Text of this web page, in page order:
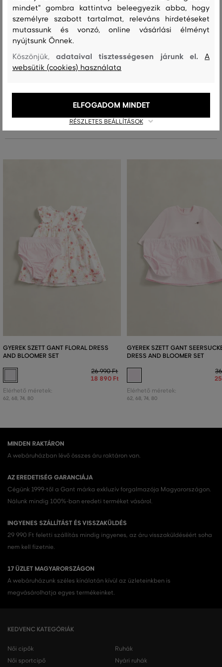
100 %
Kezelési útmutató
Ajánlott termékek
GYEREK SZETT GANT FLORAL DRESS
AND BLOOMER SET
26 990 Ft
18 890 Ft
Elérhető méretek:
62, 68, 74, 80
GYEREK SZETT GANT
DRESS AND BLOOMER SET
Elérhető méretek:
62, 68, 74, 80
MINDEN RAKTÁRON
A webáruházban lévő összes áru raktáron van.
AZ EREDETISÉG GARANCIÁJA
Cégünk 1999-től a Gant márka exkluzív forgalmazója Magyarországon.
Nálunk mindig 100%-ban eredeti terméket vásárol.
INGYENES SZÁLLÍTÁST ÉS VISSZAKÜLDÉS
29 990 Ft feletti szállítás mindig ingyenes, az áru visszaküldéséért soha
nem kell fizetnie.
17 ÜZLET MAGYARORSZÁGON
A webáruházunk széles kínálatán kívül az üzleteinkben is
megvásárolhatja egyes termékeinket.
KEDVENC KATEGÓRIÁK
Női cipők
Női sportcipő
Ruhák
Nyári ruhák
mindet" gombra kattintva beleegyezik abba, hogy
személyre szabott tartalmat, releváns hirdetéseket
mutassunk és vonzó, online vásárlási élményt
nyújtsunk Önnek.
Köszönjük,adataival tisztességesen járunk el.A
websütik (cookies) használata
RÉSZLETES BEÁLLÍTÁSOK
ELFOGADOM MINDET